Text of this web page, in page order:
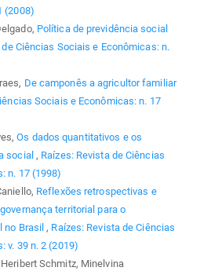
(2008)
Política de previdência social
de Ciências Sociais e Econômicas: n.
De camponês a agricultor familiar
Sociais e Econômicas: n. 17
Os dados quantitativos e os
social , Raízes: Revista de Ciências
n. 17 (1998)
Reflexões retrospectivas e
territorial para o
no Brasil, Raízes: Revista de Ciências
v. 39 n. 2 (2019)
Schmitz, Minelvina